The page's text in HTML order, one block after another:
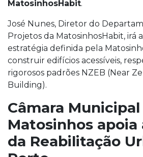
MatosinhosHabit.
José Nunes, Diretor do
Projetos da MatosinhosHabit, irá
estratégia definida pela
construir edifícios acessíveis,
rigorosos padrões NZEB (Near
Building).
Câmara
Matosinhos apoia
da Reabilitação